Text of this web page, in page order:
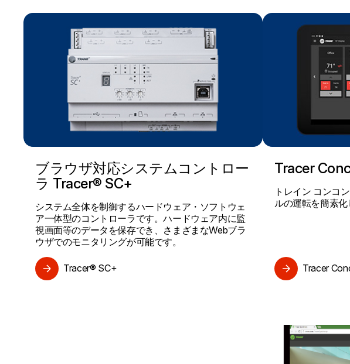
ブラウザ対応システムコントロー
ラ Tracer® SC+
システム全体を制御するハードウェア・ソフトウェ
ア一体型のコントローラです。ハードウェア内に監
視画面等のデータを保存でき、さまざまなWebブラ
ウザでのモニタリングが可能です。
Tracer® SC+
Tracer
トレイン コンコ
ルの運転を簡素化
Tracer